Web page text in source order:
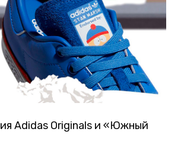
Аdidas Originals и «Южный